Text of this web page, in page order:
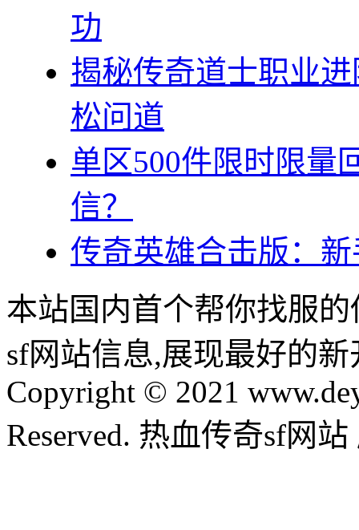
功
揭秘传奇道士职业
松问道
单区500件限时限量
信？
传奇英雄合击版：
本站国内首个帮你找服
sf网站信息,展现最好的
Copyright © 2021
Reserved. 热血传奇sf网